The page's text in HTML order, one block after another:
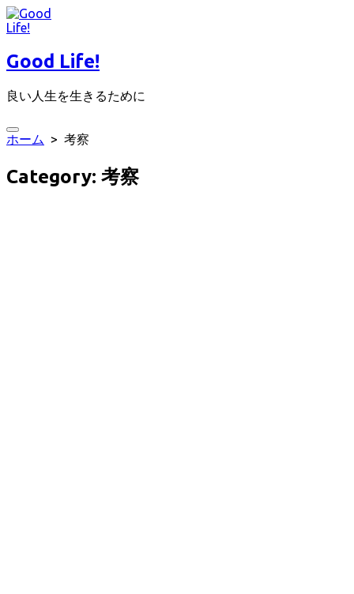
コ
ン
ン
へ
キ
ッ
Good Life!
良い人生を生きるために
検
り
ホーム > 考察
Category: 考察